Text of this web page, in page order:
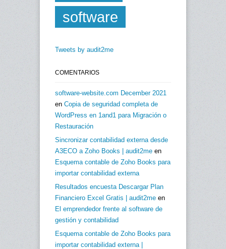
software
Tweets by audit2me
COMENTARIOS
software-website.com December 2021
en Copia de seguridad completa de
WordPress en 1and1 para Migración o
Restauración
Sincronizar contabilidad externa desde
A3ECO a Zoho Books | audit2me en
Esquema contable de Zoho Books para
importar contabilidad externa
Resultados encuesta Descargar Plan
Financiero Excel Gratis | audit2me en
El emprendedor frente al software de
gestión y contabilidad
Esquema contable de Zoho Books para
importar contabilidad externa |